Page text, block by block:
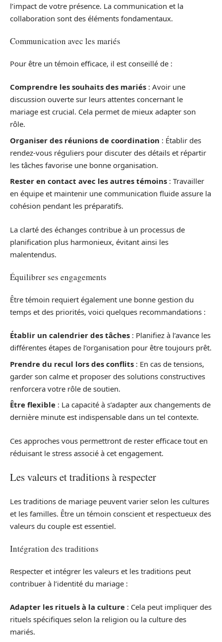
l’impact de votre présence. La communication et la
collaboration sont des éléments fondamentaux.
Communication avec les mariés
Pour être un témoin efficace, il est conseillé de :
Comprendre les souhaits des mariés : Avoir une
discussion ouverte sur leurs attentes concernant le
mariage est crucial. Cela permet de mieux adapter son
rôle.
Organiser des réunions de coordination : Établir des
rendez-vous réguliers pour discuter des détails et répartir
les tâches favorise une bonne organisation.
Rester en contact avec les autres témoins : Travailler
en équipe et maintenir une communication fluide assure la
cohésion pendant les préparatifs.
La clarté des échanges contribue à un processus de
planification plus harmonieux, évitant ainsi les
malentendus.
Équilibrer ses engagements
Être témoin requiert également une bonne gestion du
temps et des priorités, voici quelques recommandations :
Établir un calendrier des tâches : Planifiez à l’avance les
différentes étapes de l’organisation pour être toujours prêt.
Prendre du recul lors des conflits : En cas de tensions,
garder son calme et proposer des solutions constructives
renforcera votre rôle de soutien.
Être flexible : La capacité à s’adapter aux changements de
dernière minute est indispensable dans un tel contexte.
Ces approches vous permettront de rester efficace tout en
réduisant le stress associé à cet engagement.
Les valeurs et traditions à respecter
Les traditions de mariage peuvent varier selon les cultures
et les familles. Être un témoin conscient et respectueux des
valeurs du couple est essentiel.
Intégration des traditions
Respecter et intégrer les valeurs et les traditions peut
contribuer à l’identité du mariage :
Adapter les rituels à la culture : Cela peut impliquer des
rituels spécifiques selon la religion ou la culture des
mariés.